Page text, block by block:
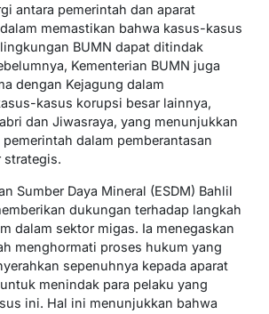
antara pemerintah dan aparat
memastikan bahwa kasus-kasus
BUMN dapat ditindak
Kementerian BUMN juga
dengan Kejagung dalam
kasus korupsi besar lainnya,
dan Jiwasraya, yang menunjukkan
dalam pemberantasan
strategis.
Sumber Daya Mineral (ESDM) Bahlil
dukungan terhadap langkah
dalam sektor migas. Ia menegaskan
menghormati proses hukum yang
sepenuhnya kepada aparat
menindak para pelaku yang
ini. Hal ini menunjukkan bahwa